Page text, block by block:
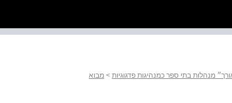
מנהלות בתי ספר כמנהיגות פדגוגיות > מבוא